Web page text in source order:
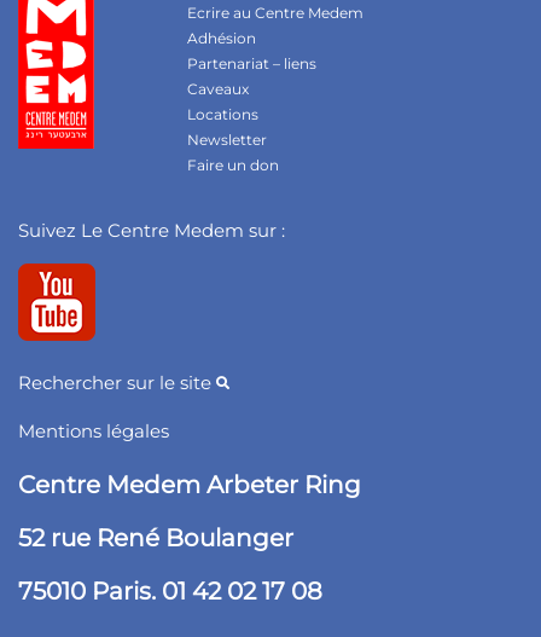
Ecrire au Centre Medem
Adhésion
Partenariat – liens
Caveaux
Locations
Newsletter
Faire un don
Suivez Le Centre Medem sur :
Rechercher sur le site
Mentions légales
Centre Medem Arbeter Ring
52 rue René Boulanger
75010 Paris. 01 42 02 17 08